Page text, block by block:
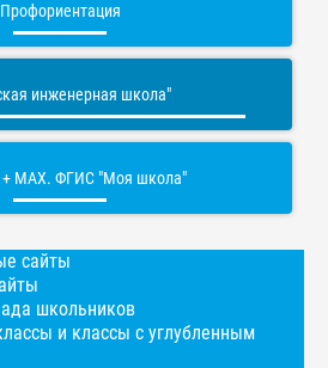
Профориентация
инженерная школа"
+ МАХ. ФГИС "Моя школа"
сайты
школьников
и классы с углубленным